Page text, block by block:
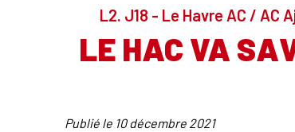
L2. J18 - Le Havre AC / AC
LE HAC VA
Publié le 10 décembre 2021